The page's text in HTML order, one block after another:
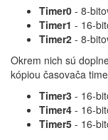
Timer0 - 8-
Timer1 - 16-
Timer2 - 8-
Okrem nich sú
kópiou časovača
Timer3 - 16-
Timer4 - 16-
Timer5 - 16-